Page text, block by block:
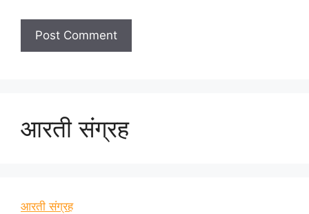
आरती संग्रह
आरती संग्रह